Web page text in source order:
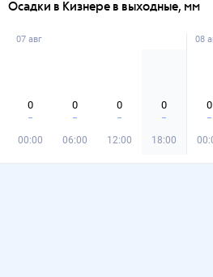
Осадки в Кизнере в выходные, мм
07 авг
0
00:00
0
06:00
0
12:00
0
18:00
08
0